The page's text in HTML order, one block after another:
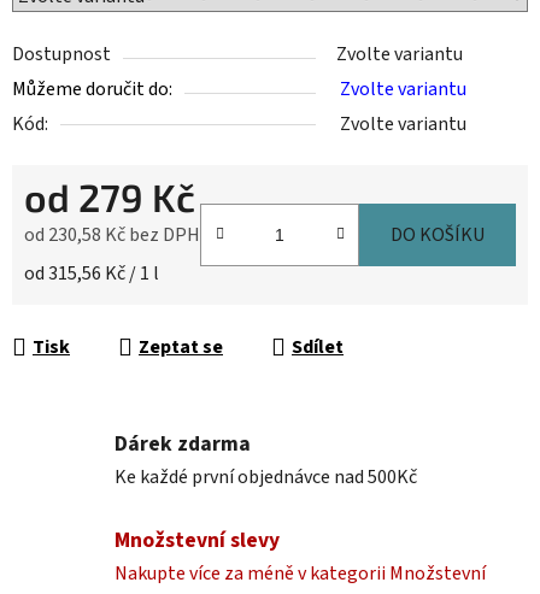
Dostupnost
Zvolte variantu
Můžeme doručit do:
Zvolte variantu
Kód:
Zvolte variantu
od 279 Kč
od 230,58 Kčbez DPH
Měrná cena:
od 315,56 Kč / 1 l
DO KOŠÍKU
Tisk Zeptat se Sdílet
Dárek zdarma
Ke každé první objednávce nad 500Kč
Množstevní slevy
Nakupte více za méně v kategorii Množstevní